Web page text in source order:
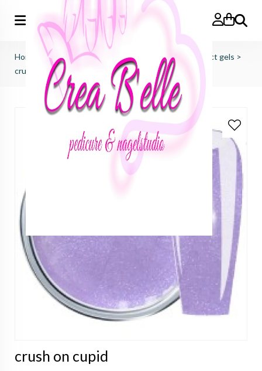
Zoeken
Home just nails (importeur benelux) colorgels effect gels >
crush on cupid
crush on cupid